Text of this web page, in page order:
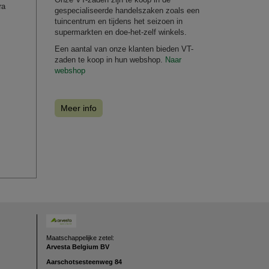
gespecialiseerde handelszaken zoals een
tuincentrum en tijdens het seizoen in
supermarkten en doe-het-zelf winkels.
Een aantal van onze klanten bieden VT-
zaden te koop in hun webshop. Naar
webshop
Meer info
Maatschappelijke zetel:
Arvesta Belgium BV
Aarschotsesteenweg 84